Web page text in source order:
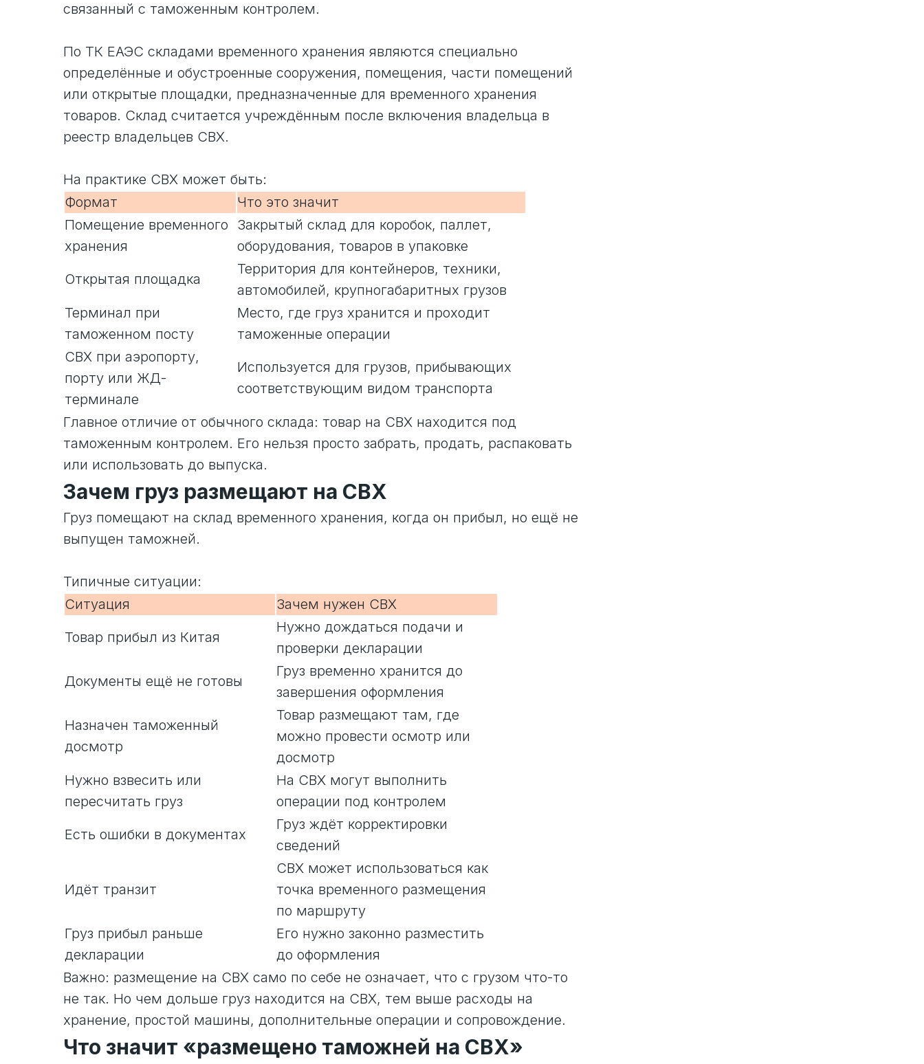
связанный с таможенным контролем.
По ТК ЕАЭС складами временного хранения являются специально
определённые и обустроенные сооружения, помещения, части помещений
или открытые площадки, предназначенные для временного хранения
товаров. Склад считается учреждённым после включения владельца в
реестр владельцев СВХ.
На практике СВХ может быть:
Формат
Что это значит
Помещение временного
хранения
Закрытый склад для коробок, паллет,
оборудования, товаров в упаковке
Открытая площадка
Территория для контейнеров, техники,
автомобилей, крупногабаритных грузов
Терминал при
таможенном посту
Место, где груз хранится и проходит
таможенные операции
СВХ при аэропорту,
порту или ЖД-
терминале
Используется для грузов, прибывающих
соответствующим видом транспорта
Главное отличие от обычного склада: товар на СВХ находится под
таможенным контролем. Его нельзя просто забрать, продать, распаковать
или использовать до выпуска.
Зачем груз размещают на СВХ
Груз помещают на склад временного хранения, когда он прибыл, но ещё не
выпущен таможней.
Типичные ситуации:
Ситуация
Зачем нужен СВХ
Товар прибыл из Китая
Нужно дождаться подачи и
проверки декларации
Документы ещё не готовы
Груз временно хранится до
завершения оформления
Назначен таможенный
досмотр
Товар размещают там, где
можно провести осмотр или
досмотр
Нужно взвесить или
пересчитать груз
На СВХ могут выполнить
операции под контролем
Есть ошибки в документах
Груз ждёт корректировки
сведений
Идёт транзит
СВХ может использоваться как
точка временного размещения
по маршруту
Груз прибыл раньше
декларации
Его нужно законно разместить
до оформления
Важно: размещение на СВХ само по себе не означает, что с грузом что-то
не так. Но чем дольше груз находится на СВХ, тем выше расходы на
хранение, простой машины, дополнительные операции и сопровождение.
Что значит «размещено таможней на СВХ»